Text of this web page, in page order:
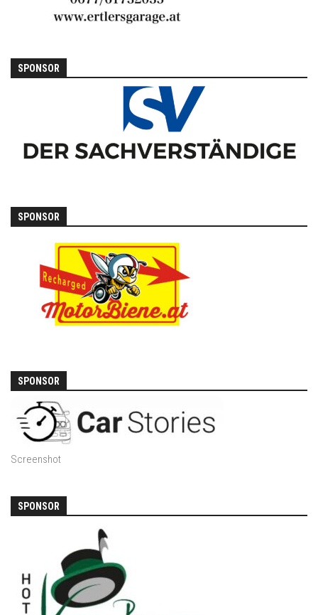
SPONSOR
SPONSOR
SPONSOR
Screenshot
SPONSOR